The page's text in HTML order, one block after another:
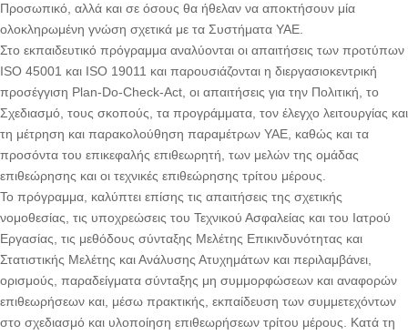
Προσωπικό, αλλά και σε όσους θα ήθελαν να αποκτήσουν μία
ολοκληρωμένη γνώση σχετικά με τα Συστήματα ΥΑΕ.
Στο εκπαιδευτικό πρόγραμμα αναλύονται οι απαιτήσεις των προτύπων
ISO 45001 και ISO 19011 και παρουσιάζονται η διεργασιοκεντρική
προσέγγιση Plan-Do-Check-Act, οι απαιτήσεις για την Πολιτική, το
Σχεδιασμό, τους σκοπούς, τα προγράμματα, τον έλεγχο λειτουργίας και
τη μέτρηση και παρακολούθηση παραμέτρων ΥΑΕ, καθώς και τα
προσόντα του επικεφαλής επιθεωρητή, των μελών της ομάδας
επιθεώρησης και οι τεχνικές επιθεώρησης τρίτου μέρους.
Το πρόγραμμα, καλύπτει επίσης τις απαιτήσεις της σχετικής
νομοθεσίας, τις υποχρεώσεις του Τεχνικού Ασφαλείας και του Ιατρού
Εργασίας, τις μεθόδους σύνταξης Μελέτης Επικινδυνότητας και
Στατιστικής Μελέτης και Ανάλυσης Ατυχημάτων και περιλαμβάνει,
ορισμούς, παραδείγματα σύνταξης μη συμμορφώσεων και αναφορών
επιθεωρήσεων και, μέσω πρακτικής, εκπαίδευση των συμμετεχόντων
στο σχεδιασμό και υλοποίηση επιθεωρήσεων τρίτου μέρους. Κατά τη